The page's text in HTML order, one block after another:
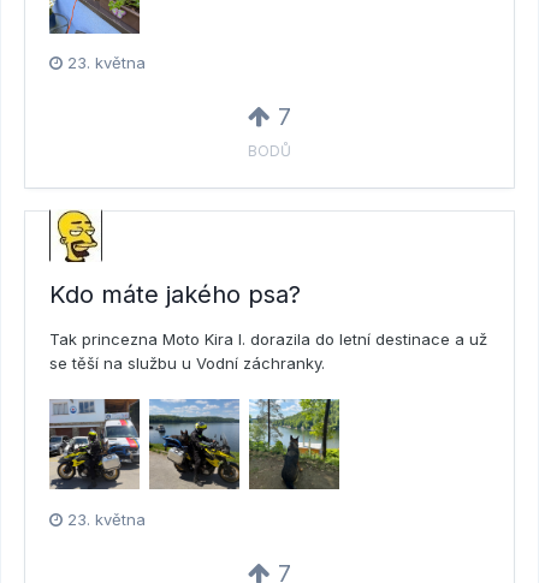
23. května
7
BODŮ
Kdo máte jakého psa?
Tak princezna Moto Kira I. dorazila do letní destinace a už
se těší na službu u Vodní záchranky.
23. května
7